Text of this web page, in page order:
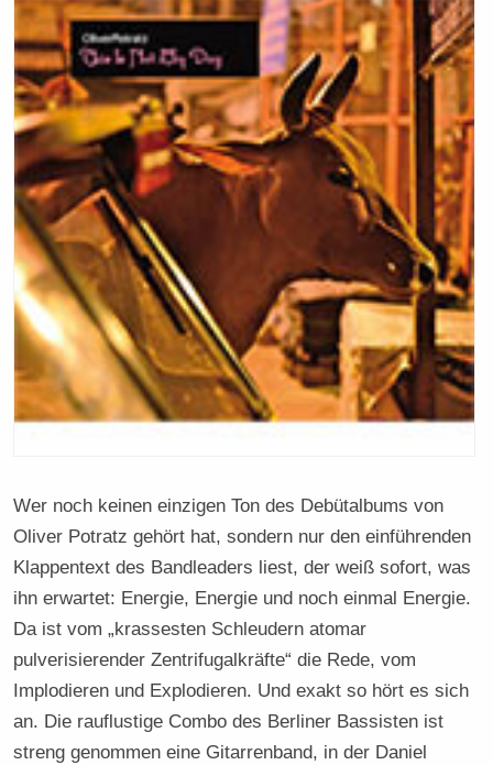
Wer noch keinen einzigen Ton des Debütalbums von
Oliver Potratz gehört hat, sondern nur den einführenden
Klappentext des Bandleaders liest, der weiß sofort, was
ihn erwartet: Energie, Energie und noch einmal Energie.
Da ist vom „krassesten Schleudern atomar
pulverisierender Zentrifugalkräfte“ die Rede, vom
Implodieren und Explodieren. Und exakt so hört es sich
an. Die rauflustige Combo des Berliner Bassisten ist
streng genommen eine Gitarrenband, in der Daniel